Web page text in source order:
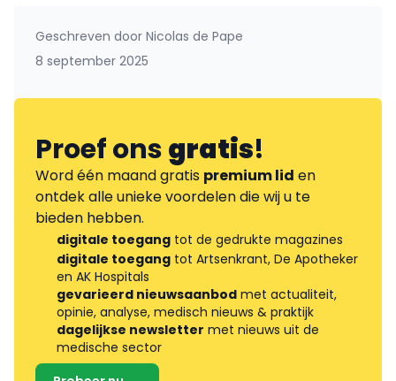
Geschreven door Nicolas de Pape
8 september 2025
Proef onsgratis!
Word één maand gratis premium lid en
ontdek alle unieke voordelen die wij u te
bieden hebben.
digitale toegang tot de gedrukte magazines
digitale toegang tot Artsenkrant, De Apotheker
en AK Hospitals
gevarieerd nieuwsaanbod met actualiteit,
opinie, analyse, medisch nieuws & praktijk
dagelijkse newsletter met nieuws uit de
medische sector